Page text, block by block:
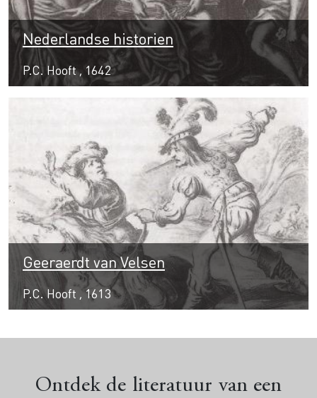
Nederlandse historien
P.C. Hooft , 1642
Geeraerdt van Velsen
P.C. Hooft , 1613
Ontdek de literatuur van een